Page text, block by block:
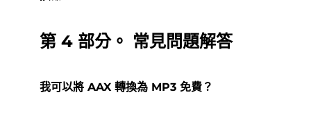
第 4 部分。 常見問題解答
我可以將 AAX 轉換為 MP3 免費？